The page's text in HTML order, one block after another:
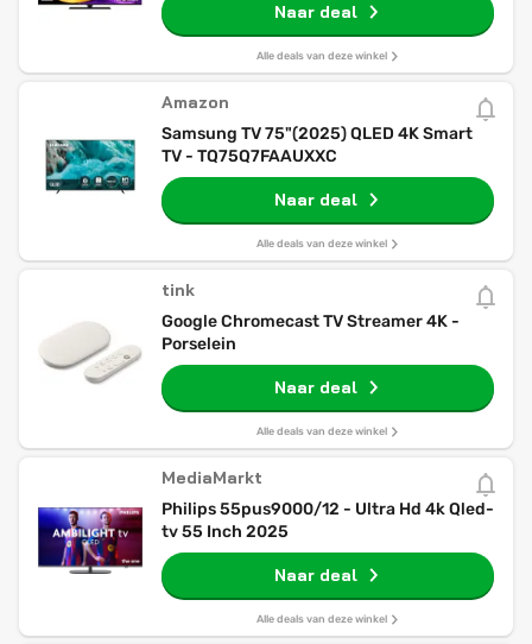
Naar deal
Alle deals van deze winkel
Amazon
Samsung TV 75"(2025) QLED 4K Smart
TV - TQ75Q7FAAUXXC
Naar deal
Alle deals van deze winkel
tink
Google Chromecast TV Streamer 4K -
Porselein
Naar deal
Alle deals van deze winkel
MediaMarkt
Philips 55pus9000/12 - Ultra Hd 4k Qled-
tv 55 Inch 2025
Naar deal
Alle deals van deze winkel